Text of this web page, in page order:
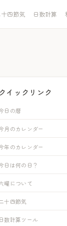
四節気 日数計算
クイックリンク
日の暦
月のカレンダー
年のカレンダー
日は何の日？
曜について
十四節気
日数計算ツール